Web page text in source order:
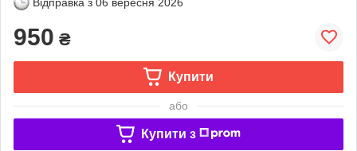
950 ₴
Купити
або
Купити з